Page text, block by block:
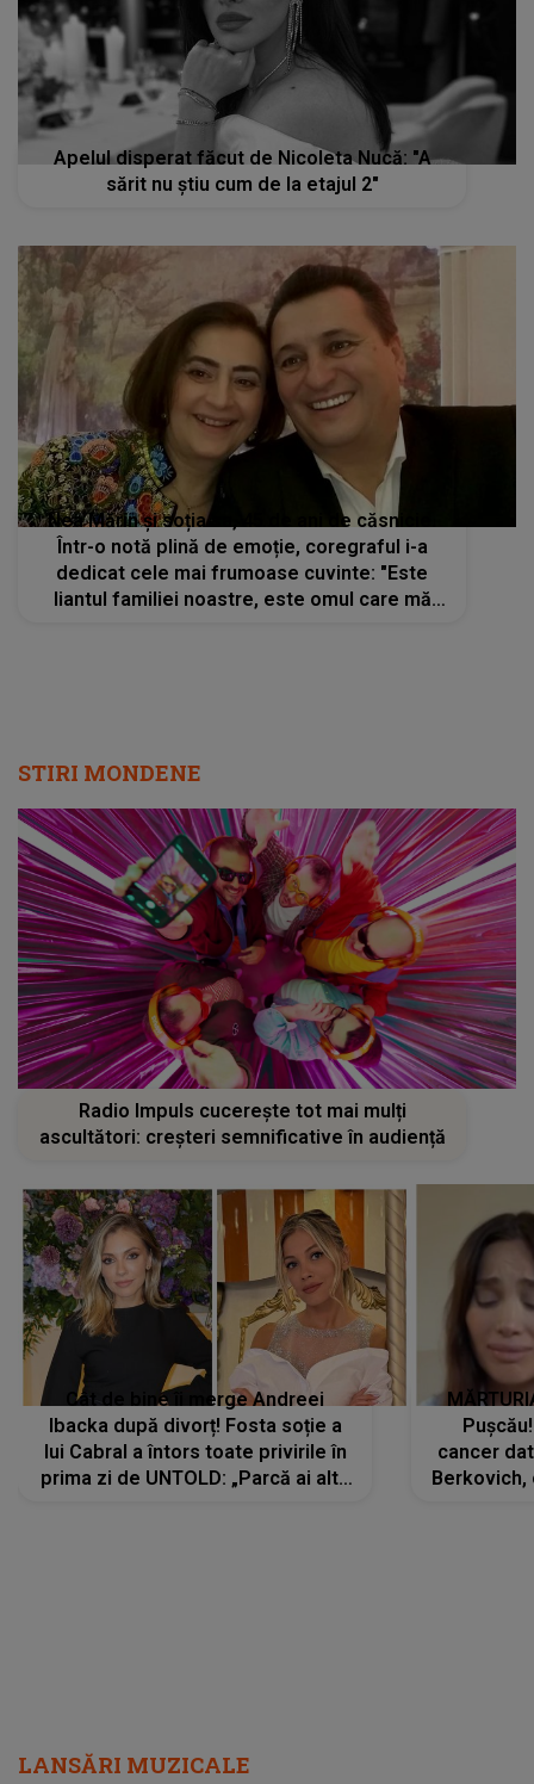
Apelul disperat făcut de Nicoleta Nucă: "A
sărit nu știu cum de la etajul 2"
Nea Mărin și soția sa, 45 de ani de căsnicie.
Într-o notă plină de emoție, coregraful i-a
dedicat cele mai frumoase cuvinte: "Este
liantul familiei noastre, este omul care mă
STIRI MONDENE
Radio Impuls cucerește tot mai mulți
ascultători: creșteri semnificative în audiență
Cât de bine îi merge Andreei
Ibacka după divorț! Fosta soție a
lui Cabral a întors toate privirile în
prima zi de UNTOLD: „Parcă ai altă
cancer
Berkovich,
LANSĂRI MUZICALE